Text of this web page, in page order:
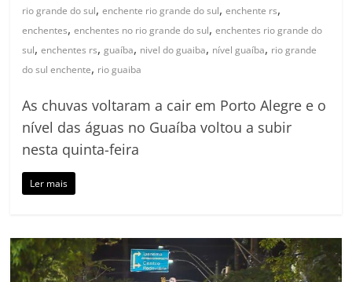
rio grande do sul,enchente rio grande do sul,enchente rs,
enchentes,enchentes no rio grande do sul,enchentes rio grande do
sul,enchentes rs,guaíba, nivel do guaiba, nível guaíba, rio grande
do sul enchente, rio guaiba
As chuvas voltaram a cair em Porto Alegre e o
nível das águas no Guaíba voltou a subir
nesta quinta-feira
Ler mais